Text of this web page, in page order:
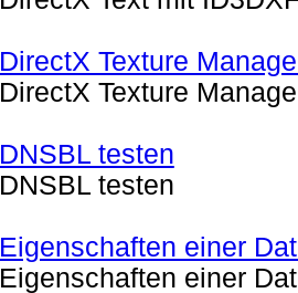
DirectX Texture
DirectX Texture
DNSBL testen
DNSBL testen
Eigenschaften einer
Eigenschaften einer